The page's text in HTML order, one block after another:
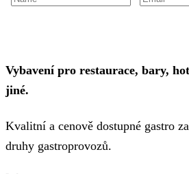
Vybavení pro restaurace, bary,
jiné.
Kvalitní a cenově dostupné gastro
druhy gastroprovozů.